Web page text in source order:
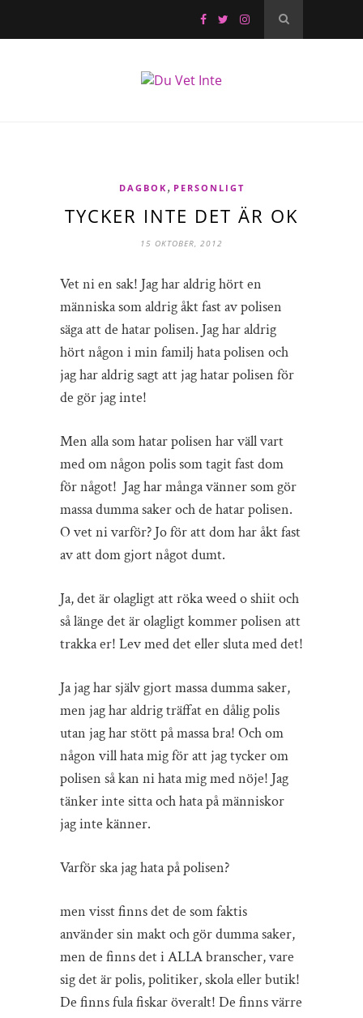
DAGBOK , PERSONLIGT
TYCKER INTE DET ÄR OK
15 OKTOBER, 2012
Vet ni en sak! Jag har aldrig hört en
människa som aldrig åkt fast av polisen
säga att de hatar polisen. Jag har aldrig
hört någon i min familj hata polisen och
jag har aldrig sagt att jag hatar polisen för
de gör jag inte!
Men alla som hatar polisen har väll vart
med om någon polis som tagit fast dom
för något! Jag har många vänner som gör
massa dumma saker och de hatar polisen.
O vet ni varför? Jo för att dom har åkt fast
av att dom gjort något dumt.
Ja, det är olagligt att röka weed o shiit och
så länge det är olagligt kommer polisen att
trakka er! Lev med det eller sluta med det!
Ja jag har själv gjort massa dumma saker,
men jag har aldrig träffat en dålig polis
utan jag har stött på massa bra! Och om
någon vill hata mig för att jag tycker om
polisen så kan ni hata mig med nöje! Jag
tänker inte sitta och hata på människor
jag inte känner.
Varför ska jag hata på polisen?
men visst finns det de som faktis
använder sin makt och gör dumma saker,
men de finns det i ALLA branscher, vare
sig det är polis, politiker, skola eller butik!
De finns fula fiskar överalt! De finns värre